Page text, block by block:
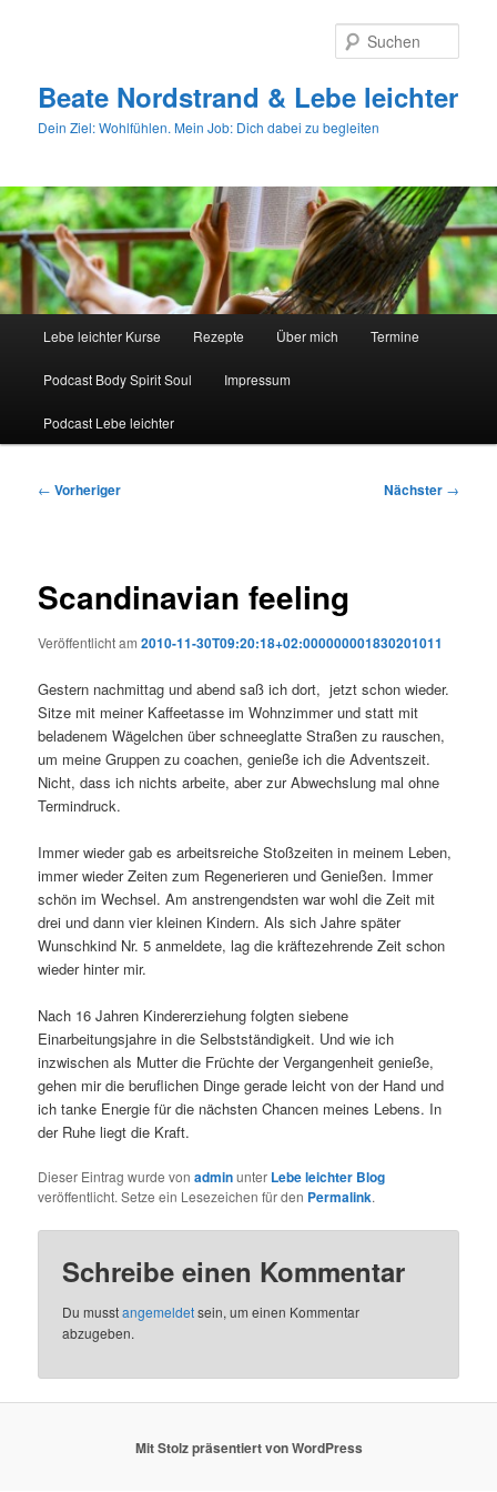
Beate Nordstrand & Lebe leichter
Dein Ziel: Wohlfühlen. Mein Job: Dich dabei zu begleiten
Lebe leichter Kurse Rezepte Über mich Termine
Podcast Body Spirit Soul Impressum
Podcast Lebe leichter
Beitragsnavigation
← Vorheriger Nächster →
Scandinavian feeling
Veröffentlicht am2010-11-30T09:20:18+02:000000001830201011
Gestern nachmittag und abend saß ich dort, jetzt schon wieder.
Sitze mit meiner Kaffeetasse im Wohnzimmer und statt mit
beladenem Wägelchen über schneeglatte Straßen zu rauschen,
um meine Gruppen zu coachen, genieße ich die Adventszeit.
Nicht, dass ich nichts arbeite, aber zur Abwechslung mal ohne
Termindruck.
Immer wieder gab es arbeitsreiche Stoßzeiten in meinem Leben,
immer wieder Zeiten zum Regenerieren und Genießen. Immer
schön im Wechsel. Am anstrengendsten war wohl die Zeit mit
drei und dann vier kleinen Kindern. Als sich Jahre später
Wunschkind Nr. 5 anmeldete, lag die kräftezehrende Zeit schon
wieder hinter mir.
Nach 16 Jahren Kindererziehung folgten siebene
Einarbeitungsjahre in die Selbstständigkeit. Und wie ich
inzwischen als Mutter die Früchte der Vergangenheit genieße,
gehen mir die beruflichen Dinge gerade leicht von der Hand und
ich tanke Energie für die nächsten Chancen meines Lebens. In
der Ruhe liegt die Kraft.
Dieser Eintrag wurde vonadminunter Lebe leichter Blog
veröffentlicht. Setze ein Lesezeichen für den Permalink.
Schreibe einen Kommentar
Du musstangemeldetsein, um einen Kommentar
abzugeben.
Mit Stolz präsentiert von WordPress